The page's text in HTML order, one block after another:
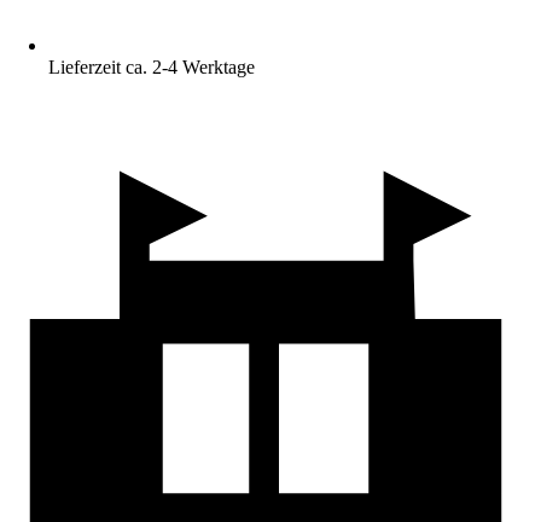
Lieferzeit ca. 2-4 Werktage